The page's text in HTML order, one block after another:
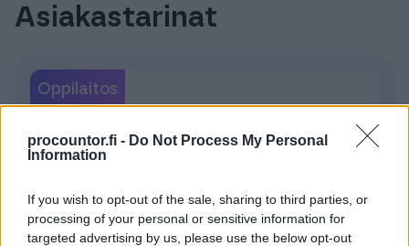
procountor.fi - Do Not Process My Personal
Information
If you wish to opt-out of the sale, sharing to third parties, or
processing of your personal or sensitive information for
targeted advertising by us, please use the below opt-out
Asiakastarinat
Oppilaitos